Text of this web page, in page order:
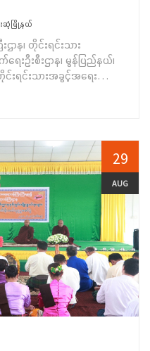
ရင်းသားဘာသာသင် TA/LT
းနှင့် ပြည်သူ့အင်အား
ဉမ္မာညွှန့်က
ငန်းဆောင်ရွက်နေမှု
ဝန်ထမ်းဦးစီးဌာန၊
အခွင့်အရေးများဆိုင်ရာ
းလင်းပြော ကြားခဲ့ပါသည်။
ဦးစီးမှူး ဦးကျော်သူစိုးက
ားနှင့် သမဝါယမအသင်း
ကုန် ရောင်းချပေးနေမှု
အသေးစားစက်မှုလက်မှု
ေး က အသေးစားစက်မှုလက်မှု
မှုအခြေအနေနှင့် သင်တန်း ဖွင့်
င် သင်ကြားပေးမည့်
တို့ကိုလည်းကောင်း&nbsp;
ောက်လာကြသူများနှင့်
&nbsp;ဆက်လက်၍
းမှ ဝန်ထမ်းများက ရပ်ရွာ
းဆုံမြို့နယ်
ဌာန၊ တိုင်းရင်းသား
ေးဦးစီးဌာန၊ မွန်ပြည်နယ်၊
င်းရင်းသားအခွင့်အရေး
ရပ်ရွာအခြေပြု
ျက် တို့ကို&nbsp; ဆန်းစစ်စီမံ
ယ်၊&nbsp; ကညှော်ကျေးရွာ
သည်။ အခမ်းအနားတွင်
ရေးရာဝန်ကြီး ဦးခင်မောင်
ြီး တိုင်းရင်းသားအခွင့်အရေး
န၊ မွန်ပြည်နယ်ညွှန်ကြားရေးမှူး
ါ်လေးလေးနွယ်က
ြီးဌာန၏ လုပ်ငန်းဆောင်ရွက်
ဖက်မှုဖြစ် စေရန် လှုံ့ဆော်မှုကို
ပ်များအားလည်းကောင်း၊
င်းရင်းသားလူမျိုးများ၏
ပဒေ ၊ နည်းဥပဒေများတွင်
အရေးဆိုင်ရာကိစ္စရပ်များ၊
ရေးနှင့် စပ်လျဉ်းသည့် ကိစ္စ
29
AUG